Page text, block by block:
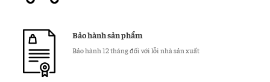
Calvin
lượng
Bảo hành sản phẩm
Bảo hành 12 tháng đối với lỗi nhà sản xuất